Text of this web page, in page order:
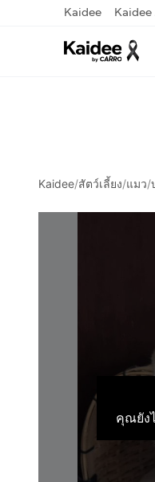
Kaidee
Kaidee/สัตว์เลี้ยง/แมว/
คุณยัง